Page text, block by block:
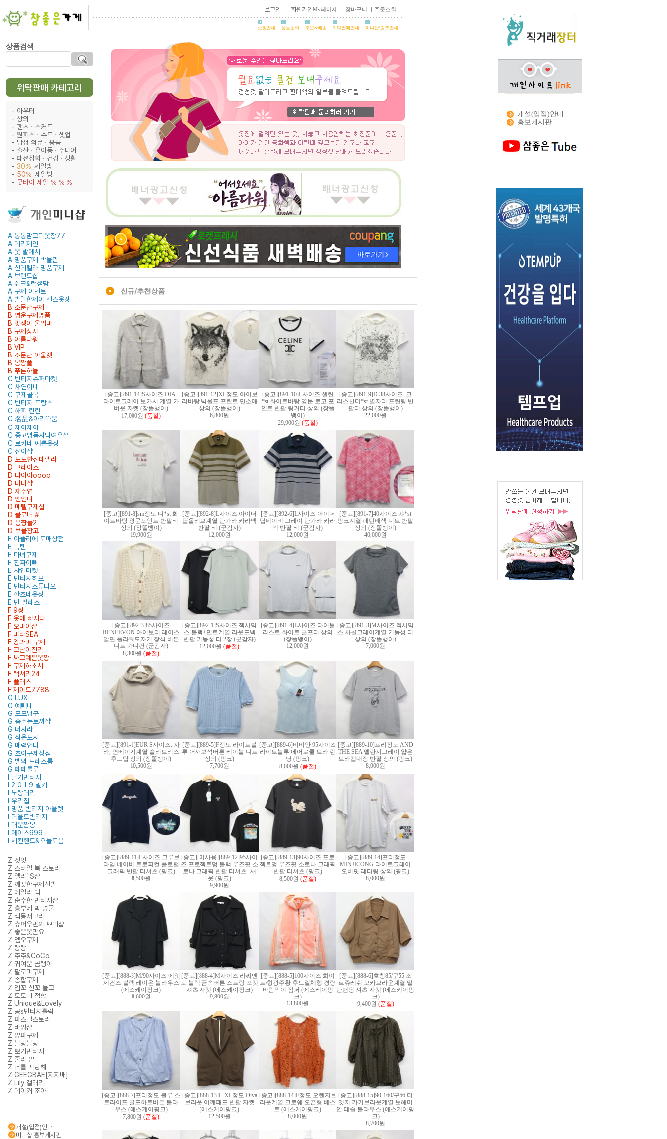
로그인 회원가입My페이지 ㅣ 장바구니 ㅣ 주문조회
쇼핑안내 상품문의 주문&배송 위탁판매안내 미니샵/링크안내
상품검색
위탁판매 카테고리
아우터
상의
팬츠ㆍ스커트
원피스ㆍ수트ㆍ셋업
남성 의류ㆍ용품
출산ㆍ유아동ㆍ주니어
패션잡화ㆍ건강ㆍ생활
30% _세일방
50% _세일방
굿바이 세일 % % %
A 통통맘코디옷장77
A 메리제인
A 옷 밭에서
A 명품구제 박물관
A 신데렐라 명품구제
A 브랜드샵
A 쉬크&럭셜맘
A 구제 이벤트
A 발랄한제이 센스옷장
B 소문난구제
B 영운구제명품
B 멋쟁이 울엄마
B 구제상자
B 아름다워
B VIP
B 소문난 아울렛
B 몽짱폴
B 푸른하늘
C 빈티지슈퍼마켓
C 채연이네
C 구제골목
C 빈티지 프랑스
C 해피 린린
C 名品&아리따움
C 제이제이
C 중고명품사막여우샵
C 료카네 예쁜옷장
C 선아샵
D 도도한신데렐라
D 그레이스
D 다이아oooo
D 미미샵
D 재주연
D 앤언니
D 메텔구제샵
D 클로버 #
D 몽짱폴2
D 보물창고
E 아뜰리에 도매상점
E 득템
E 마녀구제
E 진짜이뻐
E 샤인마켓
E 빈티지허브
E 빈티지스튜디오
E 깐쵸네옷장
E 빈 팔레스
F 9짱
F 옷에 빠지다
F 오마이샵
F 미라SEA
F 왕과비 구제
F 코난이진리
F 싸고예쁜옷짱
F 구제하소서
F 럭셔리24
F 플러스
F 제이드7788
G LUX
G 예삐네
G 모모낭구
G 춤추는토끼샵
G 더사라
G 작은도시
G 매력언니
G 초이구제상점
G 벨의 드레스룸
G 페페룰루
I 딸기빈티지
I 2 0 1 9 밀키
I 노랑머리
I 우리집
I 명품 빈티지 아울렛
I 더올드빈티지
I 매운짬뽕
I 에이스999
I 세컨핸드&오늘도봄
Z 겟잇
Z 스타일 북 스토리
Z 엘리`S샵
Z 깨끗한구제신발
Z 데일리 백
Z 순수한 빈티지샵
Z 흥부네 박 넝쿨
Z 색동저고리
Z 슈퍼우먼의 쁘띠샵
Z 좋은옷만요
Z 엠오구제
Z 랑랑
Z 주주&CoCo
Z 귀여운 곰탱이
Z 팔로미구제
Z 종합구제
Z 입꼬 신꼬 들고
Z 토토네 점빵
Z Unique&Lovely
Z 공s빈티지홀릭
Z 파스텔스토리
Z 바잉샵
Z 양파구제
Z 블링블링
Z 뽀기빈티지
Z 줄리 얌
Z 너를 사랑해
Z GEEGBAE[지지배]
Z Lily 갤러리
Z 메이커 조아
개설(입점)안내
미니샵 홍보게시판
[중고][891-14]S사이즈 DIA.
라이트그레이 보카시 계열 가
벼운 자켓 (장똘뱅이)
17,000원 (품절)
[중고][891-12]XL정도 아이보
리바탕 빅울프 프린트 민소매
상의 (장똘뱅이)
6,800원
[중고][891-10]L사이즈 셀린
*st 화이트바탕 영문 로고 포
인트 반팔 링거티 상의 (장똘
뱅이)
29,900원 (품절)
[중고][891-9]D 38사이즈. 크
리스찬디*st 별자리 프린팅 반
팔티 상의 (장똘뱅이)
22,000원
[중고][891-8]sm정도 디*st 화
이트바탕 영문포인트 반팔티
상의 (장똘뱅이)
19,900원
[중고][892-8]L사이즈 아이더
딥올리브계열 단가라 카라넥
반팔 티 (군감자)
12,000원
[중고][892-6]L사이즈 아이더
딥네이비 그레이 단가라 카라
넥 반팔 티 (군감자)
12,000원
[중고][891-7]40사이즈 샤*st
핑크계열 패턴배색 니트 반팔
상의 (장똘뱅이)
40,000원
[중고][892-3]85사이즈
RENEEVON 아이보리 레이스
앞면 플라워도자기 장식 버튼
니트 가디건 (군감자)
8,300원 (품절)
[중고][892-1]S사이즈 젝시믹
스 블랙+민트계열 라운드넥
반팔 기능성 티 2장 (군감자)
12,000원 (품절)
[중고][891-4]L사이즈 타이틀
리스트 화이트 골프티 상의
(장똘뱅이)
12,000원
[중고][891-3]M사이즈 젝시믹
스 차콜그레이계열 기능성 티
상의 (장똘뱅이)
7,000원
[중고][891-1]EUR S사이즈. 자
라, 연베이지계열 슬리브리스
후드탑 상의 (장똘뱅이)
10,500원
[중고][889-5]F정도 라이트블
루 어깨보석버튼 케이블 니트
상의 (핑크)
7,700원
[중고][889-6]비비안 95사이즈
라이트블루 에어로쿨 브라 런
닝 (핑크)
8,000원 (품절)
[중고][889-10]프리정도 AND
THE SEA 멜란지그레이 얇은
브라캡내장 반팔 상의 (핑크)
8,000원
[중고][889-11]L사이즈 그루브
라임 네이비 트로피컬 플로럴
그래픽 반팔 티셔츠 (핑크)
8,500원
[중고][미사용][889-12]95사이
즈 프로젝트멍 블랙 루즈핏 소
로나 그래픽 반팔 티셔츠 -새
옷 (핑크)
9,900원
[중고][889-13]90사이즈 프로
젝트멍 루즈핏 소로나 그래픽
반팔 티셔츠 (핑크)
8,500원 (품절)
[중고][889-14]프리정도
MINJICONG 라이트그레이
오버핏 레터링 상의 (핑크)
8,000원
[중고][888-3]M/90사이즈 에잇
세컨즈 블랙 레이온 블라우스
(에스케이핑크)
8,600원
[중고][888-4]M사이즈 라씨엔
토 블랙 금속버튼 스트링 포켓
셔츠 자켓 (에스케이핑크)
9,800원
[중고][888-5]100사이즈 화이
트/형광주황 후드일체형 경량
바람막이 점퍼 (에스케이핑
크)
13,800원
[중고][888-6]호칭85/구55 조
르쥬레쉬 모카브라운계열 밑
단밴딩 셔츠 자켓 (에스케이핑
크)
9,400원 (품절)
[중고][888-7]프리정도 블루 스
트라이프 골드하트버튼 블라
우스 (에스케이핑크)
7,800원 (품절)
[중고][888-13]L-XL정도 Diva
브라운 어깨패드 반팔 자켓
(에스케이핑크)
12,500원
[중고][888-14]F정도 오렌지브
라운계열 크로쉐 오픈형 베스
트 (에스케이핑크)
8,000원
[중고][888-15]90-160/구66 더
엣지 카키브라운계열 보헤미
안 테슬 블라우스 (에스케이핑
크)
8,700원
개설(입점)안내
홍보게시판